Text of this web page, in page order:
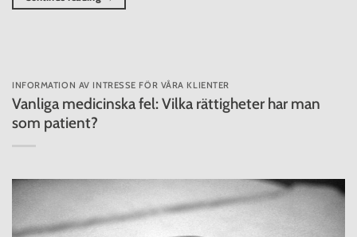
INFORMATION AV INTRESSE FÖR VÅRA KLIENTER
Vanliga medicinska fel: Vilka rättigheter har man
som patient?